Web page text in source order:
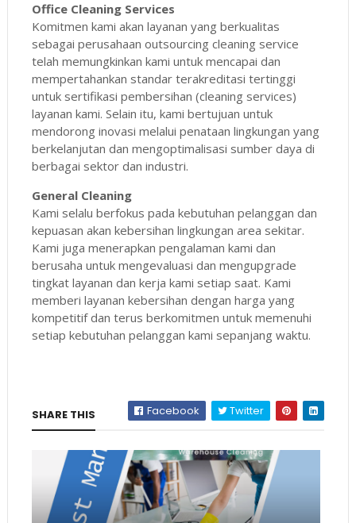
Office Cleaning Services
Komitmen kami akan layanan yang berkualitas
sebagai perusahaan outsourcing cleaning service
telah memungkinkan kami untuk mencapai dan
mempertahankan standar terakreditasi tertinggi
untuk sertifikasi pembersihan (cleaning services)
layanan kami. Selain itu, kami bertujuan untuk
mendorong inovasi melalui penataan lingkungan yang
berkelanjutan dan mengoptimalisasi sumber daya di
berbagai sektor dan industri.
General Cleaning
Kami selalu berfokus pada kebutuhan pelanggan dan
kepuasan akan kebersihan lingkungan area sekitar.
Kami juga menerapkan pengalaman kami dan
berusaha untuk mengevaluasi dan mengupgrade
tingkat layanan dan kerja kami setiap saat. Kami
memberi layanan kebersihan dengan harga yang
kompetitif dan terus berkomitmen untuk memenuhi
setiap kebutuhan pelanggan kami sepanjang waktu.
SHARE THIS Facebook Twitter